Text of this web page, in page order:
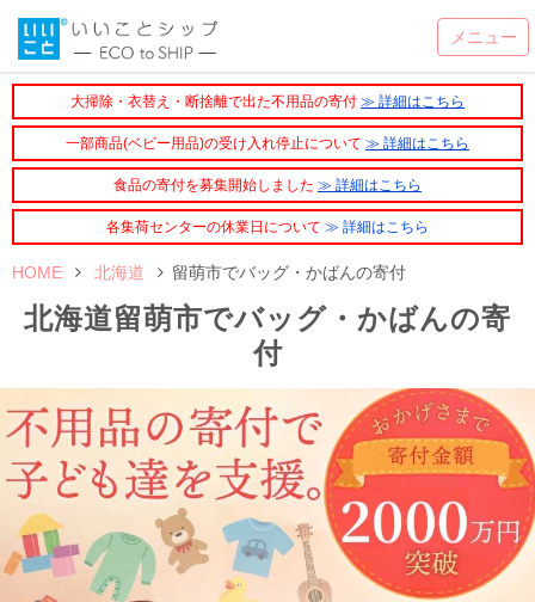
大掃除・衣替え・断捨離で出た不用品の寄付 ≫ 詳細はこちら
一部商品(ベビー用品)の受け入れ停止について ≫ 詳細はこちら
食品の寄付を募集開始しました ≫ 詳細はこちら
各集荷センターの休業日について ≫ 詳細はこちら
HOME 北海道 留萌市でバッグ・かばんの寄付
北海道留萌市でバッグ・かばんの寄
付